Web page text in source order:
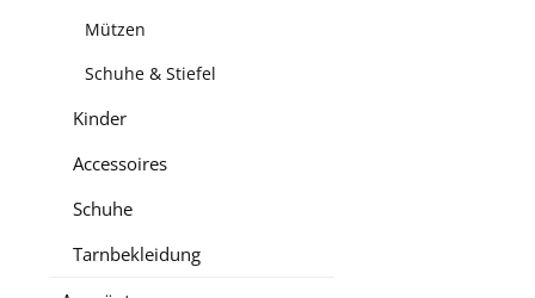
Mützen
Schuhe & Stiefel
Kinder
Accessoires
Schuhe
Tarnbekleidung